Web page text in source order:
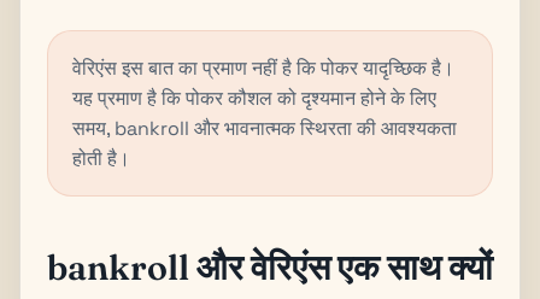
वेरिएंस इस बात का प्रमाण नहीं है कि पोकर यादृच्छिक है।
यह प्रमाण है कि पोकर कौशल को दृश्यमान होने के लिए
समय, bankroll और भावनात्मक स्थिरता की आवश्यकता
होती है।
bankroll और वेरिएंस एक साथ क्यों